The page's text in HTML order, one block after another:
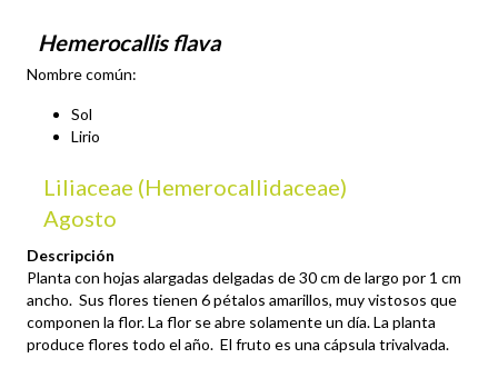
Hemerocallis flava
Nombre común:
Sol
Lirio
Liliaceae (Hemerocallidaceae)
Agosto
Descripción
Planta con hojas alargadas delgadas de 30 cm de largo por 1 cm
ancho. Sus flores tienen 6 pétalos amarillos, muy vistosos que
componen la flor. La flor se abre solamente un día. La planta
produce flores todo el año. El fruto es una cápsula trivalvada.